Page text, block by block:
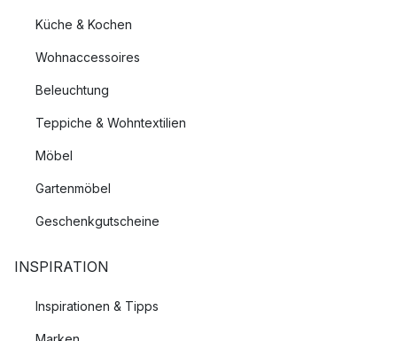
Küche & Kochen
Wohnaccessoires
Beleuchtung
Teppiche & Wohntextilien
Möbel
Gartenmöbel
Geschenkgutscheine
INSPIRATION
Inspirationen & Tipps